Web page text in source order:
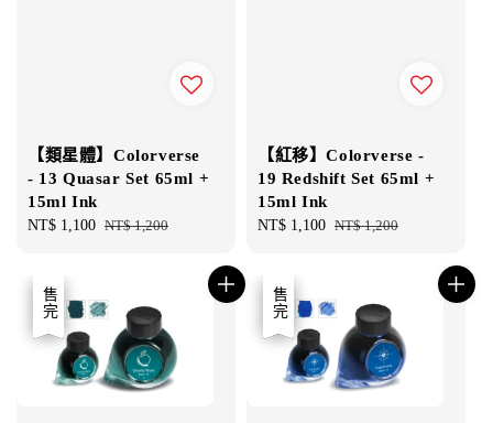
【類星體】Colorverse
- 13 Quasar Set 65ml +
15ml Ink
Sale
NT$ 1,100 Regular
NT$ 1,200
【紅移】Colorverse -
19 Redshift Set 65ml +
15ml Ink
Sale
NT$ 1,100 Regular
NT$ 1,200
優惠
售完 優惠
售完